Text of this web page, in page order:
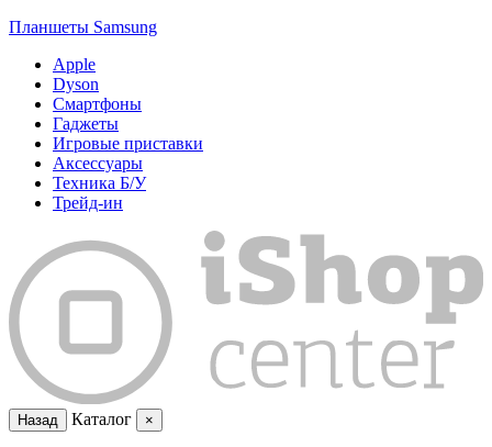
Планшеты Samsung
Apple
Dyson
Смартфоны
Гаджеты
Игровые приставки
Аксессуары
Техника Б/У
Трейд-ин
Назад Каталог ×